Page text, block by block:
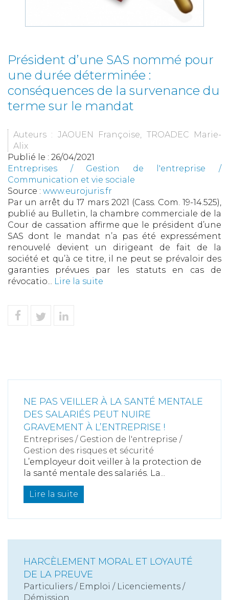
Président d’une SAS nommé pour
une durée déterminée :
conséquences de la survenance du
terme sur le mandat
Auteurs : JAOUEN Françoise, TROADEC Marie-
Alix
Publié le : 26/04/2021
Entreprises / Gestion de l'entreprise /
Communication et vie sociale
Source : www.eurojuris.fr
Par un arrêt du 17 mars 2021 (Cass. Com. 19-14.525),
publié au Bulletin, la chambre commerciale de la
Cour de cassation affirme que le président d’une
SAS dont le mandat n’a pas été expressément
renouvelé devient un dirigeant de fait de la
société et qu’à ce titre, il ne peut se prévaloir des
garanties prévues par les statuts en cas de
révocatio... Lire la suite
NE PAS VEILLER À LA SANTÉ MENTALE
DES SALARIÉS PEUT NUIRE
GRAVEMENT À L’ENTREPRISE !
Entreprises / Gestion de l'entreprise /
Gestion des risques et sécurité
L’employeur doit veiller à la protection de
la santé mentale des salariés. La...
Lire la suite
HARCÈLEMENT MORAL ET LOYAUTÉ
DE LA PREUVE
Particuliers / Emploi / Licenciements /
Démission